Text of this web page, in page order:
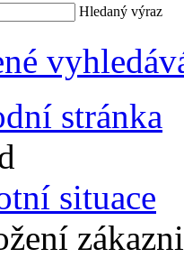
Hledaný výraz
stránka
situace